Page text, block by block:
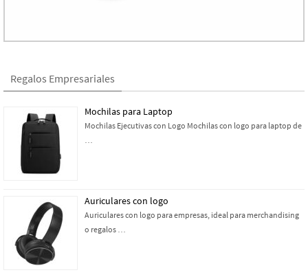
Regalos Empresariales
Mochilas para Laptop
Mochilas Ejecutivas con Logo Mochilas con logo para laptop de
Auriculares con logo
Auriculares con logo para empresas, ideal para merchandising
o regalos …